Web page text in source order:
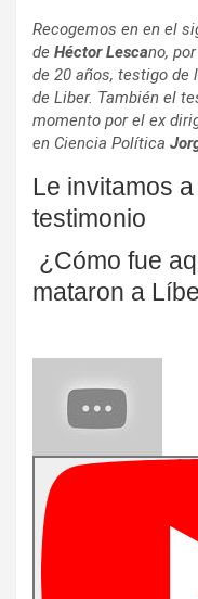
Recogemos en en el
de Héctor Lescano,
de 20 años, testigo de
de Liber. También el
momento por el ex
en Ciencia Política
Le invitamos
testimonio
¿Cómo fue
mataron a